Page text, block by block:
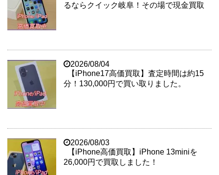
るならクイック岐阜！その場で現金買取
2026/08/04
【iPhone17高価買取】査定時間は約15
分！130,000円で買い取りました。
2026/08/03
【iPhone高価買取】iPhone 13miniを
26,000円で買取しました！